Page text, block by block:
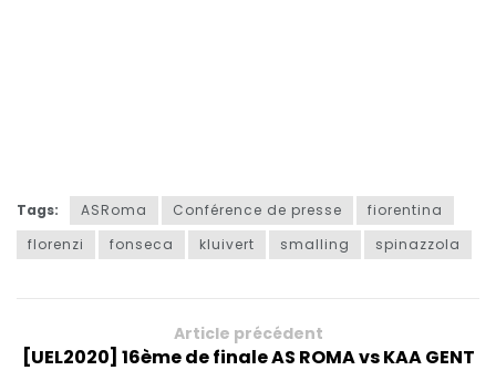
Tags: ASRoma Conférence de presse
fiorentina
florenzi
fonseca kluivert smalling spinazzola
Article précédent
[UEL2020] 16ème de finale AS ROMA vs KAA GENT